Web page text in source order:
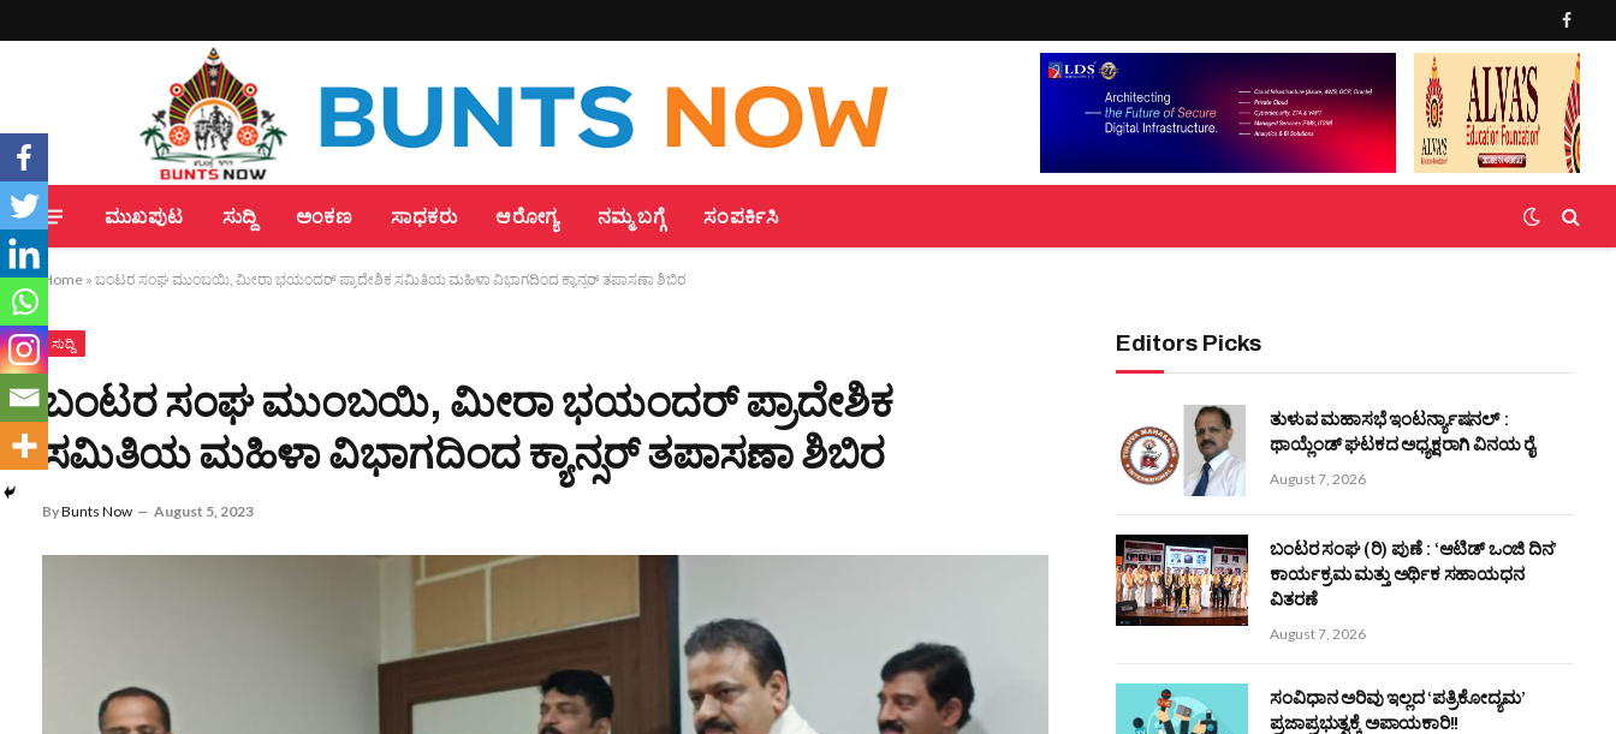
ಮುಖಪುಟ ಸುದ್ದಿ ಅಂಕಣ ಸಾಧಕರು ಆರೋಗ್ಯ ನಮ್ಮ ಬಗ್ಗೆ ಸಂಪರ್ಕಿಸಿ
Home » ಬಂಟರ ಸಂಘ ಮುಂಬಯಿ, ಮೀರಾ ಭಯಂದರ್ ಪ್ರಾದೇಶಿಕ ಸಮಿತಿಯ ಮಹಿಳಾ ವಿಭಾಗದಿಂದ ಕ್ಯಾನ್ಸರ್ ತಪಾಸಣಾ ಶಿಬಿರ
ಸುದ್ದಿ
ಬಂಟರ ಸಂಘ ಮುಂಬಯಿ, ಮೀರಾ ಭಯಂದರ್ ಪ್ರಾದೇಶಿಕ
ಸಮಿತಿಯ ಮಹಿಳಾ ವಿಭಾಗದಿಂದ ಕ್ಯಾನ್ಸರ್ ತಪಾಸಣಾ ಶಿಬಿರ
ByBunts Now August 5, 2023
Editors Picks
ತುಳುವ ಮಹಾಸಭೆ ಇಂಟರ್ನ್ಯಾಷನಲ್ :
ಥಾಯ್ಲೆಂಡ್ ಘಟಕದ ಅಧ್ಯಕ್ಷರಾಗಿ ವಿನಯ ರೈ
August 7, 2026
ಬಂಟರ ಸಂಘ (ರಿ) ಪುಣೆ : ‘ಆಟಿಡ್ ಒಂಜಿ ದಿನ’
ಕಾರ್ಯಕ್ರಮ ಮತ್ತು ಅರ್ಥಿಕ ಸಹಾಯಧನ
ವಿತರಣೆ
August 7, 2026
ಸಂವಿಧಾನ ಅರಿವು ಇಲ್ಲದ ‘ಪತ್ರಿಕೋದ್ಯಮ’
ಪ್ರಜಾಪ್ರಭುತ್ವಕ್ಕೆ ಅಪಾಯಕಾರಿ!!